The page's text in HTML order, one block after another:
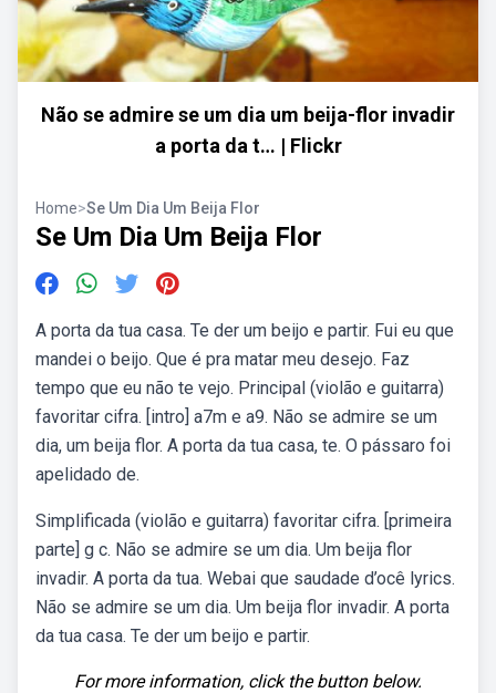
Não se admire se um dia um beija-flor invadir
a porta da t… | Flickr
Home>Se Um Dia Um Beija Flor
Se Um Dia Um Beija Flor
A porta da tua casa. Te der um beijo e partir. Fui eu que
mandei o beijo. Que é pra matar meu desejo. Faz
tempo que eu não te vejo. Principal (violão e guitarra)
favoritar cifra. [intro] a7m e a9. Não se admire se um
dia, um beija flor. A porta da tua casa, te. O pássaro foi
apelidado de.
Simplificada (violão e guitarra) favoritar cifra. [primeira
parte] g c. Não se admire se um dia. Um beija flor
invadir. A porta da tua. Webai que saudade d’ocê lyrics.
Não se admire se um dia. Um beija flor invadir. A porta
da tua casa. Te der um beijo e partir.
For more information, click the button below.